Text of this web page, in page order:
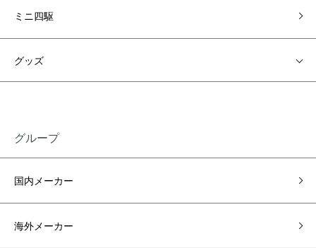
ミニ四駆
グッズ
グループ
国内メーカー
海外メーカー